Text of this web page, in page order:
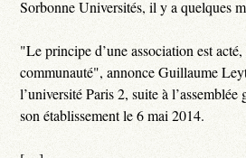
Sorbonne Universités, il y a quelques
"Le principe d’une association est
communauté", annonce Guillaume
l’université Paris 2, suite à l’assemblée
son établissement le 6 mai 2014.